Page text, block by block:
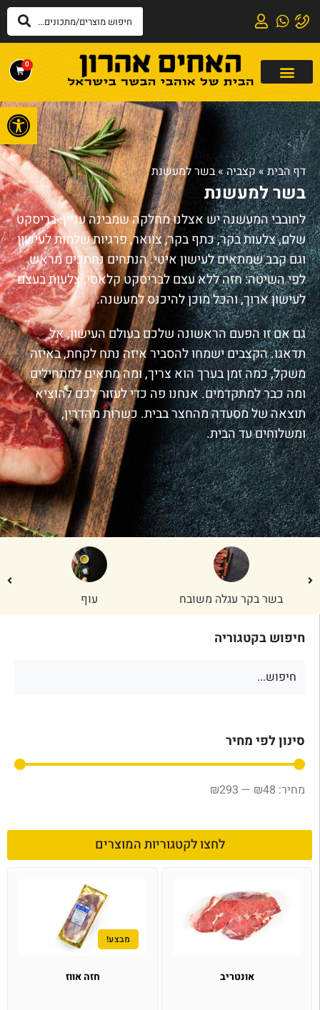
0
דף הבית»קצביה»בשר למעשנת
בשר למעשנת
לחובבי המעשנה יש אצלנו מחלקה שמבינה עניין. בריסקט
שלם, צלעות בקר, כתף בקר, צוואר, פרגיות שלמות לעישון
וגם קבב שמתאים לעישון איטי. הנתחים נחתכים מראש
לפי השיטה: חזה ללא עצם לבריסקט קלאסי, צלעות בעצם
לעישון ארוך, והכל מוכן להיכנס למעשנה.
גם אם זו הפעם הראשונה שלכם בעולם העישון, אל
תדאגו. הקצבים ישמחו להסביר איזה נתח לקחת, באיזה
משקל, כמה זמן בערך הוא צריך, ומה מתאים למתחילים
ומה כבר למתקדמים. אנחנו פה כדי לעזור לכם להוציא
תוצאה של מסעדה מהחצר בבית. כשרות מהדרין,
ומשלוחים עד הבית.
בשר בקר עגלה משובח עוף
חיפוש בקטגוריה
סינון לפי מחיר
₪48
—
₪293
לחצו לקטגוריות המוצרים
אונטריב
מבצע!
חזה אווז